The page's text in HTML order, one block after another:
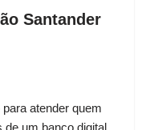
Santander
atender quem
de um banco digital